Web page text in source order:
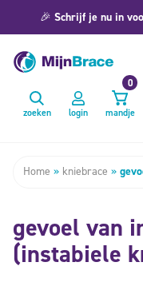
🎉 Schrijf je nu in
zoeken login mandje
0
Home » kniebrace »
gevoel van
(instabiele